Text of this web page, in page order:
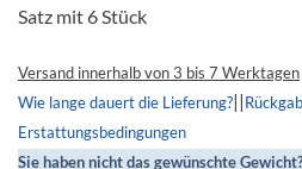
Satz mit 6 Stück
Versand innerhalb von 3 bis 7 Werktagen
Wie lange dauert die Lieferung?||
Erstattungsbedingungen
Sie haben nicht das gewünschte